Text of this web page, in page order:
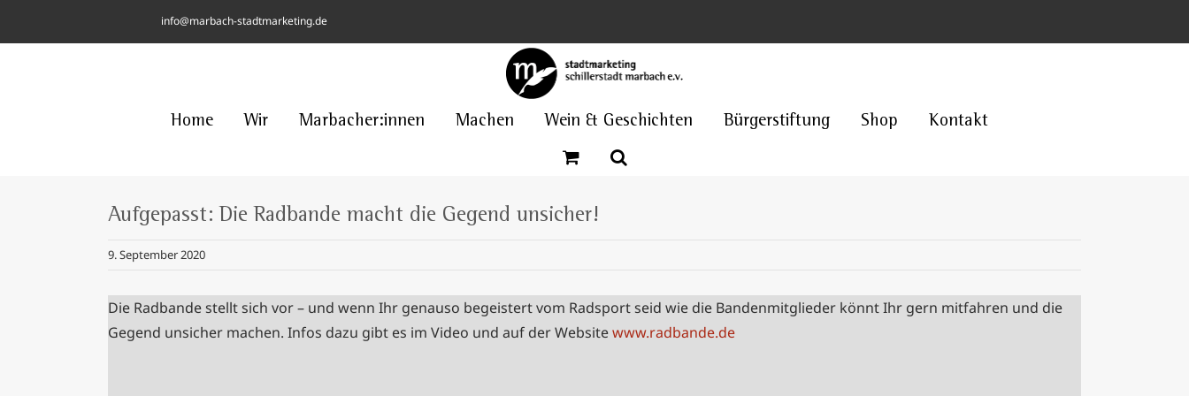
info@marbach-stadtmarketing.de
Home Wir Marbacher:innen Machen Wein & Geschichten Bürgerstiftung Shop Kontakt
Aufgepasst: Die Radbande macht die Gegend unsicher!
9. September 2020
Die Radbande stellt sich vor – und wenn Ihr genauso begeistert vom Radsport seid wie die Bandenmitglieder könnt Ihr gern mitfahren und die
Gegend unsicher machen. Infos dazu gibt es im Video und auf der Websitewww.radbande.de